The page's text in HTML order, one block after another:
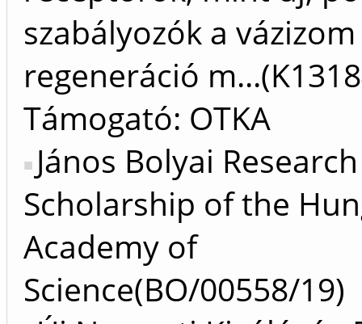
szabályozók a vázizom
regeneráció
Támogató: OTKA
János Bolyai Research
Scholarship of the
Academy of
Science(BO/00558/19)